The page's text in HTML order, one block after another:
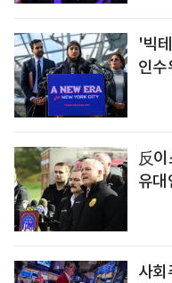
'빅
인수
反
유대
사회